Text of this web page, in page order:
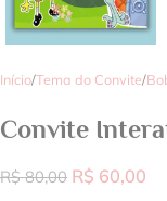
Início/Tema do Convite/
Convite
R$80,00 R$ 60,00